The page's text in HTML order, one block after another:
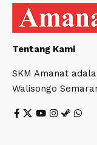
Tentang Kami
SKM Amanat
Walisongo